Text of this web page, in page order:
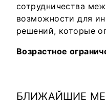
сотрудничества
возможности для
решений, которые
Возрастное
БЛИЖАЙШИЕ